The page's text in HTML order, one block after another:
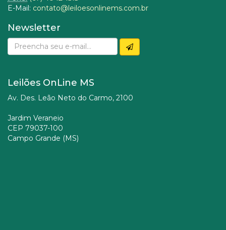
E-Mail: contato@leiloesonlinems.com.br
Newsletter
Leilões OnLine MS
Av. Des. Leão Neto do Carmo, 2100
Jardim Veraneio
CEP 79037-100
Campo Grande (MS)